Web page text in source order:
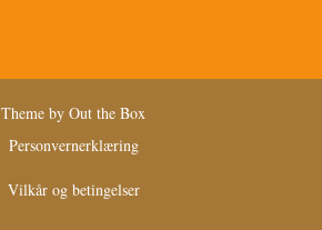
Theme by Out the Box
Personvernerklæring
Vilkår og betingelser